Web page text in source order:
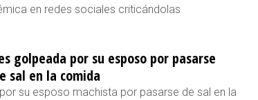
en redes sociales criticándolas
golpeada por su esposo por pasarse
sal en la comida
su esposo machista por pasarse de sal en la